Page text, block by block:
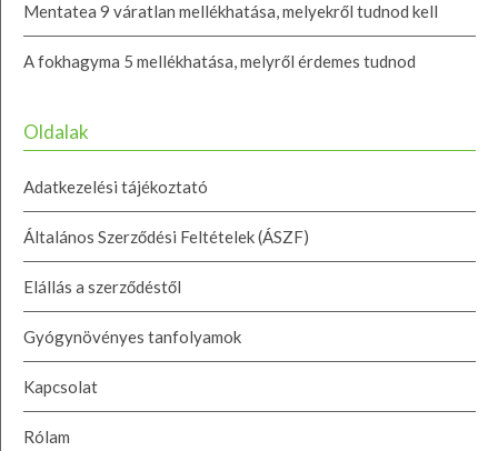
Mentatea 9 váratlan mellékhatása, melyekről tudnod kell
A fokhagyma 5 mellékhatása, melyről érdemes tudnod
Oldalak
Adatkezelési tájékoztató
Általános Szerződési Feltételek (ÁSZF)
Elállás a szerződéstől
Gyógynövényes tanfolyamok
Kapcsolat
Rólam